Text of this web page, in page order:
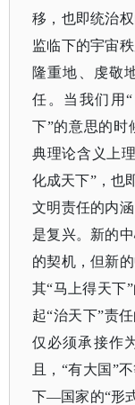
移，也即统治
监临下的宇宙
隆重地、虔敬
任。当我们用
下”的意思的时
典理论含义上
化成天下”，也
文明责任的内
是复兴。新的
的契机，但新
其“马上得天下
起“治天下”责
仅必须承接作
且，“有大国”
下—国家的“形